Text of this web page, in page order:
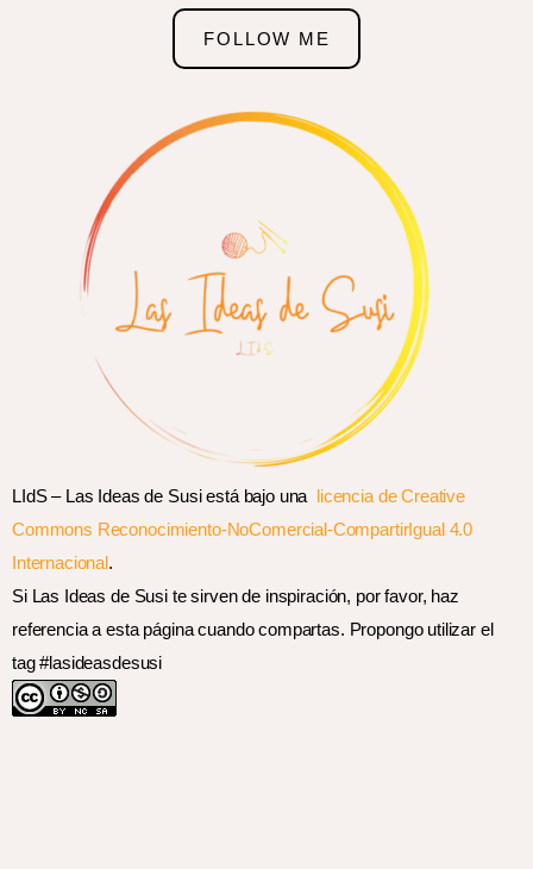
FOLLOW ME
LIdS – Las Ideas de Susi está bajo una
licencia de Creative
Commons Reconocimiento-NoComercial-CompartirIgual 4.0
Internacional.
Si Las Ideas de Susi te sirven de inspiración, por favor, haz
referencia a esta página cuando compartas. Propongo utilizar el
tag #lasideasdesusi